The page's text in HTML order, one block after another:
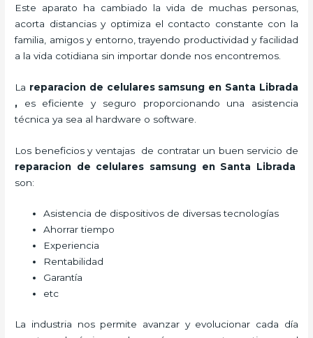
Este aparato ha cambiado la vida de muchas personas,
acorta distancias y optimiza el contacto constante con la
familia, amigos y entorno, trayendo productividad y facilidad
a la vida cotidiana sin importar donde nos encontremos.
La reparacion de celulares samsung en Santa Librada
, es eficiente y seguro proporcionando una asistencia
técnica ya sea al hardware o software.
Los beneficios y ventajas de contratar un buen servicio de
reparacion de celulares samsung en Santa Librada
son:
Asistencia de dispositivos de diversas tecnologías
Ahorrar tiempo
Experiencia
Rentabilidad
Garantía
etc
La industria nos permite avanzar y evolucionar cada día